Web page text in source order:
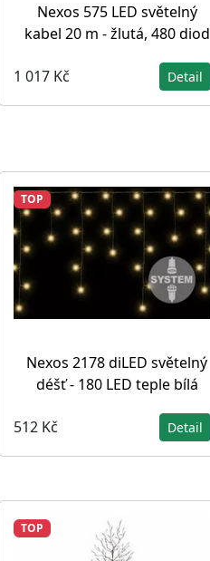
Nexos 575 LED světelný
kabel 20 m - žlutá, 480 diod
1 017 Kč Detail
TOP
Nexos 2178 diLED světelný
déšť - 180 LED teple bílá
512 Kč Detail
TOP